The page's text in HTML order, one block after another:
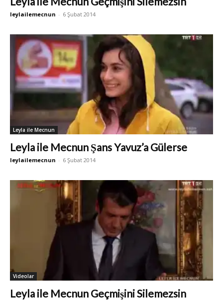
leylailemecnun - 6 Şubat 2014
Leyla ile Mecnun
Leyla ile Mecnun Şans Yavuz’a Gülerse
leylailemecnun - 6 Şubat 2014
Videolar
Leyla ile Mecnun Geçmişini Silemezsin